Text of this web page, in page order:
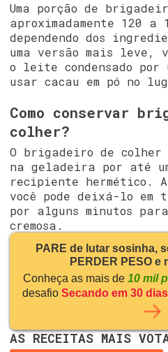
Uma porção de
aproximadamente 120
dependendo dos
uma versão mais leve,
o leite condensado
usar cacau em pó no
Como conservar
colher?
O brigadeiro de colher
na geladeira por até
recipiente hermético.
você pode deixá-lo em
por alguns minutos
cremosa.
PARE de lutar sosinha,
PERDER PESO e
Conheça as mais de 10 mil
desafio Secando em 30 dias
AS RECEITAS MAIS